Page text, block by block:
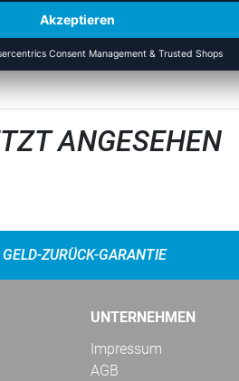
ANGESEHEN
GELD-ZURÜCK-GARANTIE
UNTERNEHMEN
Impressum
AGB